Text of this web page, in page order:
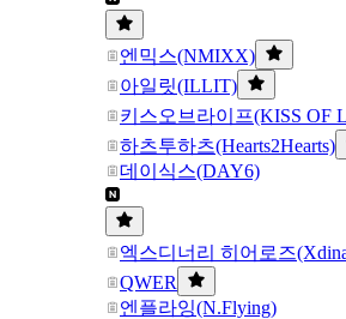
엔믹스(NMIXX)
아일릿(ILLIT)
키스오브라이프(KISS OF
하츠투하츠(Hearts2Hearts)
데이식스(DAY6)
엑스디너리 히어로즈
QWER
엔플라잉(N.Flying)